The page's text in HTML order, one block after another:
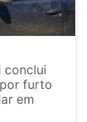
conclui
furto
em